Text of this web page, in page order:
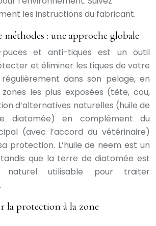
les instructions du fabricant.
: une approche globale
puces et anti-tiques est un outil
et éliminer les tiques de votre
dans son pelage, en
les plus exposées (tête, cou,
d’alternatives naturelles (huile de
diatomée) en complément du
(avec l’accord du vétérinaire)
protection. L’huile de neem est un
que la terre de diatomée est
naturel utilisable pour traiter
la protection à la zone